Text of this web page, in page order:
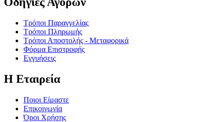
Τρόποι Παραγγελίας
Τρόποι Πληρωμής
Τρόποι Αποστολής - Μεταφορικά
Φόρμα Επιστροφής
Εγγυήσεις
Η Εταιρεία
Ποιοι Είμαστε
Επικοινωνία
Όροι Χρήσης